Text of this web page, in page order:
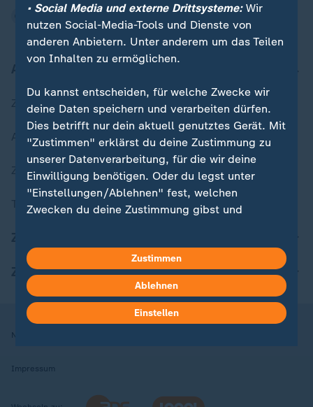
Zuletzt veröffentlicht
Aktuelle Sendungs-Videos
ZDFheute Stories
Themen im Überblick
ZDFheute Apps
Nutzungsbedingungen
Impressum
• Social Media und externe Drittsysteme:Wir
nutzen Social-Media-Tools und Dienste von
anderen Anbietern. Unter anderem um das Teilen
von Inhalten zu ermöglichen.
Du kannst entscheiden, für welche Zwecke wir
deine Daten speichern und verarbeiten dürfen.
Dies betrifft nur dein aktuell genutztes Gerät. Mit
"Zustimmen" erklärst du deine Zustimmung zu
unserer Datenverarbeitung, für die wir deine
Einwilligung benötigen. Oder du legst unter
"Einstellungen/Ablehnen" fest, welchen
Zwecken du deine Zustimmung gibst und
in deinen Einstellungen widerrufen oder ändern.
Hier findest du das Impressum.
Weitere Informationen findest du in unserer
Datenschutzerklärung.
Zustimmen
Ablehnen
Einstellen